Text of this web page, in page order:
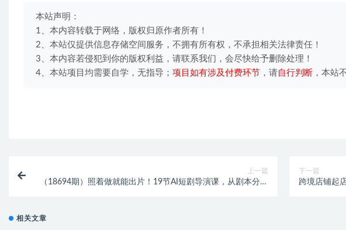
本站声明：
1、本内容转载于网络，版权归原作者所有！
2、本站仅提供信息存储空间服务，不拥有所有权，不承担相关法律责任！
3、本内容若侵犯到你的版权利益，请联系我们，会尽快给予删除处理！
4、本站项目均需要自学，无指导； 项目如有涉及付费环节 ，请自行判断 ，本站
上一篇
（18694期）照着做就能出片！19节AI短剧导演课，从剧本分镜
下一篇
跨境店铺起
相关文章